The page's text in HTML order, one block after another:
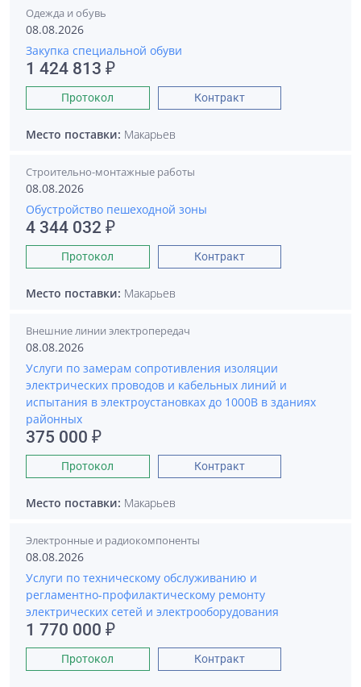
Одежда и обувь
08.08.2026
Закупка специальной обуви
1 424 813 ₽
Протокол Контракт
Место поставки: Макарьев
Строительно-монтажные работы
08.08.2026
Обустройство пешеходной зоны
4 344 032 ₽
Протокол Контракт
Место поставки: Макарьев
Внешние линии электропередач
08.08.2026
Услуги по замерам сопротивления изоляции
электрических проводов и кабельных линий и
испытания в электроустановках до 1000В в зданиях
районных
375 000 ₽
Протокол Контракт
Место поставки: Макарьев
Электронные и радиокомпоненты
08.08.2026
Услуги по техническому обслуживанию и
регламентно-профилактическому ремонту
электрических сетей и электрооборудования
1 770 000 ₽
Протокол Контракт